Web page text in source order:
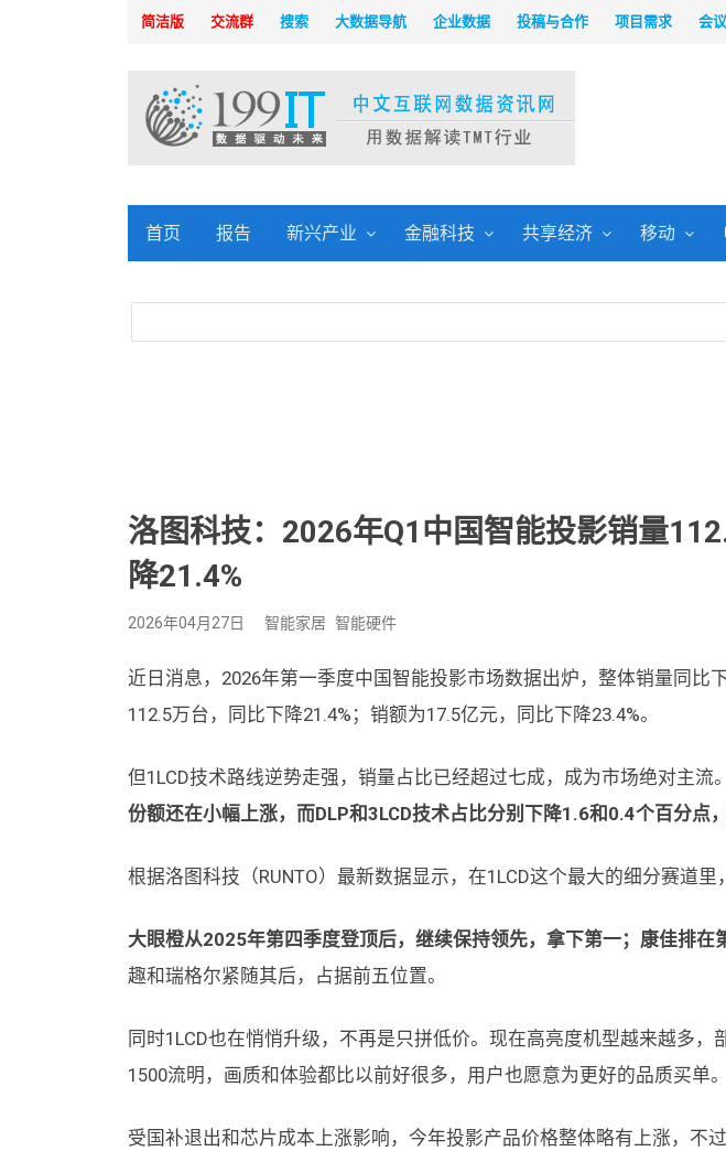
简洁版 交流群 搜索 大数据导航 企业数据 投稿与合作 项目需求 会议
首页 报告 新兴产业 金融科技 共享经济 移动
洛图科技：2026年Q1中国智能投影销量
降21.4%
2026年04月27日 智能家居 智能硬件
近日消息，2026年第一季度中国智能投影市场数据出炉，整体销量同比
112.5万台，同比下降21.4%；销额为17.5亿元，同比下降23.4%。
但1LCD技术路线逆势走强，销量占比已经超过七成，成为市场绝对主流。
份额还在小幅上涨，而DLP和3LCD技术占比分别下降1.6和0.4个百分点
根据洛图科技（RUNTO）最新数据显示，在1LCD这个最大的细分赛道里
大眼橙从2025年第四季度登顶后，继续保持领先，拿下第一；康佳排在
趣和瑞格尔紧随其后，占据前五位置。
同时1LCD也在悄悄升级，不再是只拼低价。现在高亮度机型越来越多，
1500流明，画质和体验都比以前好很多，用户也愿意为更好的品质买单。
受国补退出和芯片成本上涨影响，今年投影产品价格整体略有上涨，不